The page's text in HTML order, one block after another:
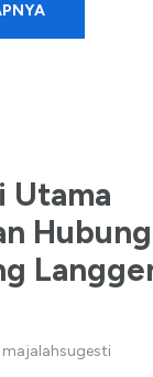
Utama
majalahsugesti